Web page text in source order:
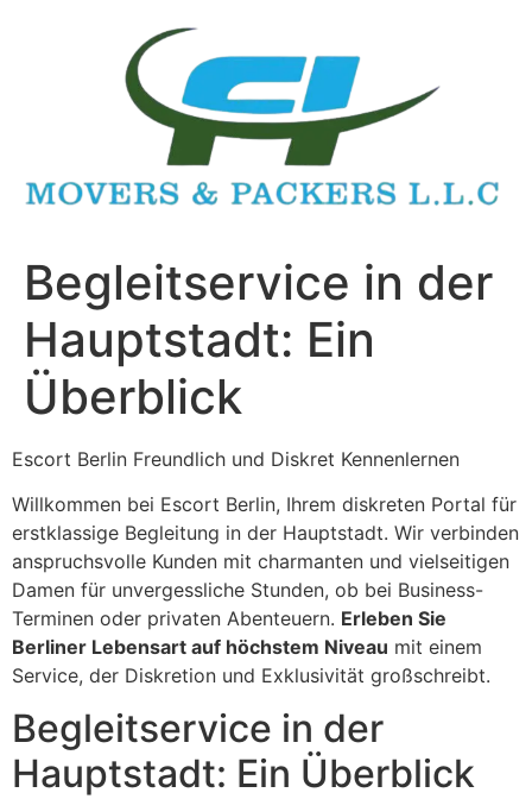
Begleitservice in der
Hauptstadt: Ein
Überblick
Escort Berlin Freundlich und Diskret Kennenlernen
Willkommen bei Escort Berlin, Ihrem diskreten Portal für
erstklassige Begleitung in der Hauptstadt. Wir verbinden
anspruchsvolle Kunden mit charmanten und vielseitigen
Damen für unvergessliche Stunden, ob bei Business-
Terminen oder privaten Abenteuern. Erleben Sie
Berliner Lebensart auf höchstem Niveau mit einem
Service, der Diskretion und Exklusivität großschreibt.
Begleitservice in der
Hauptstadt: Ein Überblick